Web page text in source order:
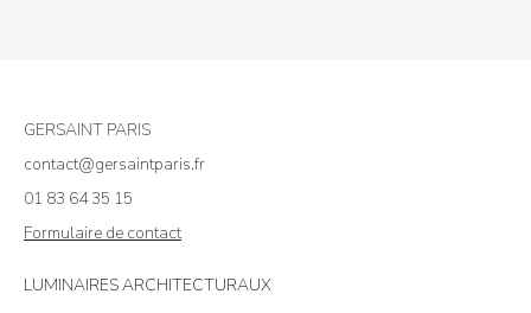
GERSAINT PARIS
contact@gersaintparis.fr
01 83 64 35 15
Formulaire de contact
LUMINAIRES ARCHITECTURAUX